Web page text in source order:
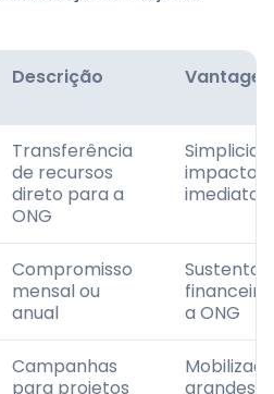
Descrição
Transferência
de recursos
direto para a
ONG
impacto
imediato
Compromisso
mensal ou
anual
a ONG
Campanhas
para projetos
grandes